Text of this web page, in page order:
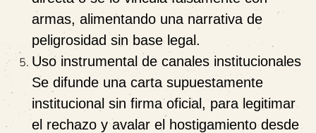
armas, alimentando una narrativa de
peligrosidad sin base legal.
Uso instrumental de canales institucionales
Se difunde una carta supuestamente
institucional sin firma oficial, para legitimar
el rechazo y avalar el hostigamiento desde